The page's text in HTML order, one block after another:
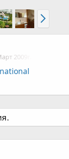
2009г.